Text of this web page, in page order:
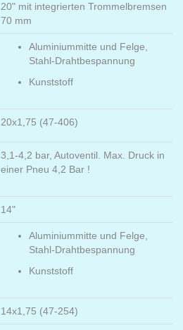
20" mit integrierten Trommelbremsen
70 mm
Aluminiummitte und Felge,
Stahl-Drahtbespannung
Kunststoff
20x1,75 (47-406)
3,1-4,2 bar, Autoventil. Max. Druck in
einer Pneu 4,2 Bar !
14"
Aluminiummitte und Felge,
Stahl-Drahtbespannung
Kunststoff
14x1,75 (47-254)